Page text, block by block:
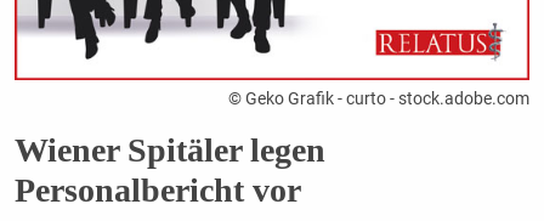
© Geko Grafik - curto - stock.adobe.com
Wiener Spitäler legen
Personalbericht vor